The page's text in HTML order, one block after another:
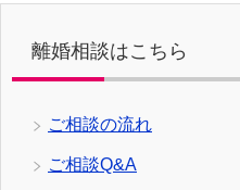
離婚相談はこちら
ご相談の流れ
ご相談Q&A